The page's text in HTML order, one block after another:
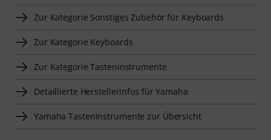
Zur Kategorie Sonstiges Zubehör für Keyboards
Zur Kategorie Keyboards
Zur Kategorie Tasteninstrumente
Detaillierte Herstellerinfos für Yamaha
Yamaha Tasteninstrumente zur Übersicht